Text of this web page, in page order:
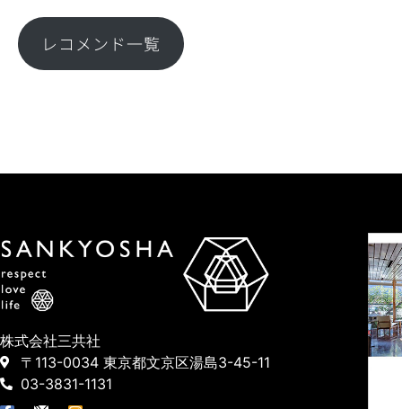
レコメンド一覧
株式会社三共社
〒113-0034 東京都文京区湯島3-45-11
03-3831-1131